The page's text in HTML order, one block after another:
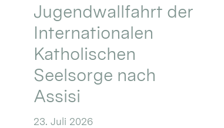
Jugendwallfahrt der
Internationalen
Katholischen
Seelsorge nach
Assisi
23. Juli 2026